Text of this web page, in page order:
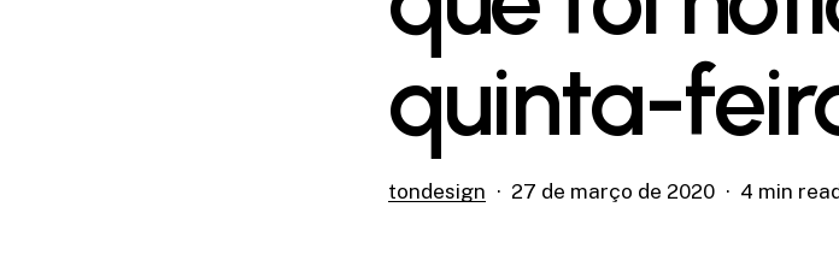
quinta-
tondesign 27 de março de 2020 4 min